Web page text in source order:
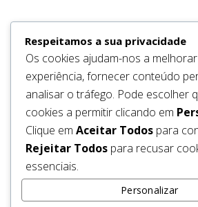
Respeitamos a sua privacidade
Os cookies ajudam-nos a
experiência, fornecer conteúdo
analisar o tráfego. Pode escolher
cookies a permitir clicando em
Clique em Aceitar Todos para
Rejeitar Todos para recusar
essenciais.
Personalizar